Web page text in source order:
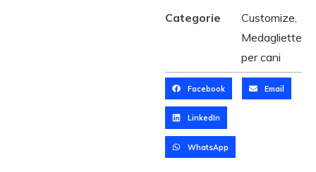
Categorie Customize
Medagliette
per cani
Facebook Email
LinkedIn
WhatsApp